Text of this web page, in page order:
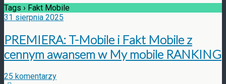
Tags › Fakt Mobile
31 sierpnia 2025
PREMIERA: T-Mobile i Fakt Mobile z
cennym awansem w My mobile RANKING
25 komentarzy